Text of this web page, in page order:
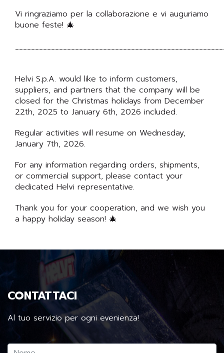
Vi ringraziamo per la collaborazione e vi auguriamo
buone feste! 🎄
Helvi S.p.A. would like to inform customers,
suppliers, and partners that the company will be
closed for the Christmas holidays from December
22th, 2025 to January 6th, 2026 included.
Regular activities will resume on Wednesday,
January 7th, 2026.
For any information regarding orders, shipments,
or commercial support, please contact your
dedicated Helvi representative.
Thank you for your cooperation, and we wish you
a happy holiday season! 🎄
CONTATTACI
Al tuo servizio per ogni evenienza!